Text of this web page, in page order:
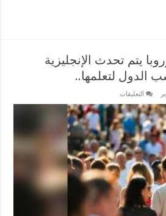
يتم تحدث الإنجليزية
الدول لتعلمها..
التعليقات
أي
مكان
في
أوروبا
يتم
تحدث
الإنجليزية
بشكل
أفضل؟
وأنسب
الدول
لتعلمها..
مغلقة